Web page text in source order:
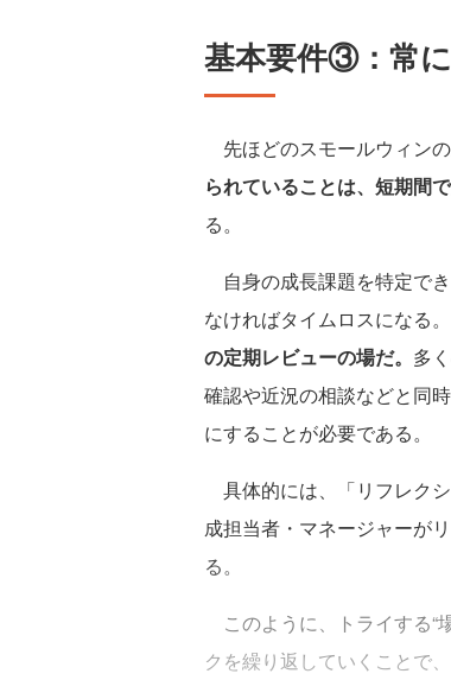
基本要件③：常
先ほどのスモールウィン
られていることは、短期間
る。
自身の成長課題を特定で
なければタイムロスになる。
の定期レビューの場だ。 多
確認や近況の相談などと同
にすることが必要である。
具体的には、「リフレク
成担当者・マネージャーが
る。
このように、トライする“
クを繰り返していくことで